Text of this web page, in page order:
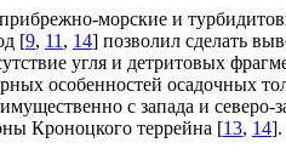
морские и
[9, 11 , 14] позволил сделать
угля и детритовых
особенностей осадочных
с запада и
Кроноцкого террейна [13, 14].